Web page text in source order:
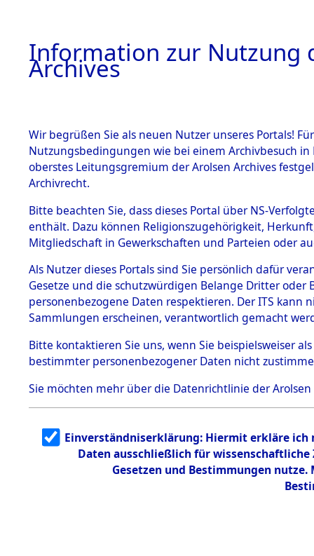
BESTÄNDE
1.
mente
5. Verschiedenes
5.3
Todesmärsche
5.3.1 Alliierte
Erhebungen
zu
Todesmärsch
en
5.3.2
g
5.3.3
Todesmärsch
Information zur Nutzung
Archives
Wir begrüßen Sie als neuen Nutzer unseres Portals!
Nutzungsbedingungen wie bei einem Archivbesuch
oberstes Leitungsgremium der Arolsen Archives
Archivrecht.
Bitte beachten Sie, dass dieses Portal über NS-
enthält. Dazu können Religionszugehörigkeit,
Mitgliedschaft in Gewerkschaften und Parteien oder
Als Nutzer dieses Portals sind Sie persönlich dafür
Gesetze und die schutzwürdigen Belange Dritter
personenbezogene Daten respektieren. Der ITS
Sammlungen erscheinen, verantwortlich gemacht
Bitte kontaktieren Sie uns, wenn Sie beispielsweiser
bestimmter personenbezogener Daten nicht
Sie möchten mehr über die Datenrichtlinie der Arolsen
Einverständniserklärung: Hiermit erkläre ich
Daten ausschließlich für
Gesetzen und Bestimmungen